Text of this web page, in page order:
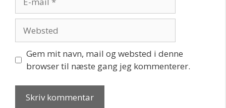
mail
Gem mit navn, mail og websted i denne
browser til næste gang jeg kommenterer.